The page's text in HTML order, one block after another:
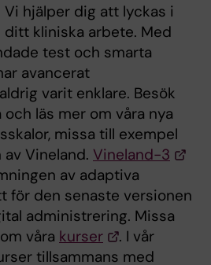
Vi hjälper dig att lyckas i
ditt kliniska arbete. Med
test och smarta
avancerat
varit enklare. Besök
läs mer om våra nya
missa till exempel
Vineland. Vineland-3
av adaptiva
för den senaste versionen
administrering. Missa
våra kurser
. I vår
tillsammans med